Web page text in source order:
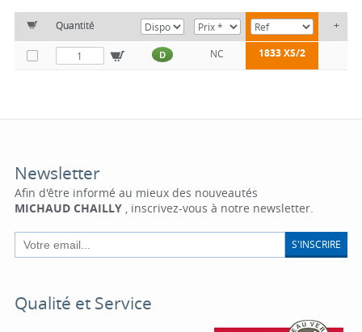
Quantité +
D NC 1833 XS/2
Newsletter
Afin d'être informé au mieux des nouveautés
MICHAUD CHAILLY, inscrivez-vous à notre newsletter.
S'INSCRIRE
Qualité et Service